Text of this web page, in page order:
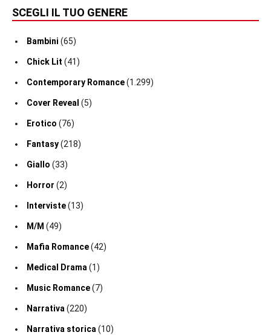
SCEGLI IL TUO GENERE
Bambini (65)
Chick Lit (41)
Contemporary Romance(1.299)
Cover Reveal (5)
Erotico (76)
Fantasy(218)
Giallo (33)
Horror (2)
Interviste(13)
M/M (49)
Mafia Romance(42)
Medical Drama (1)
Music Romance(7)
Narrativa (220)
Narrativa storica (10)